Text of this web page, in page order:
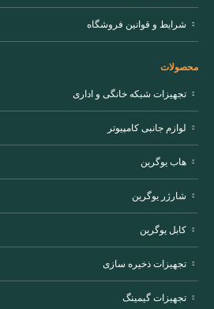
شرایط و قوانین فروشگاه
محصولات
تجهیزات شبکه خانگی و اداری
لوازم جانبی کامپیوتر
هاب یوگرین
شارژر یوگرین
کابل یوگرین
تجهیزات ذخیره سازی
تجهیزات گیمینگ